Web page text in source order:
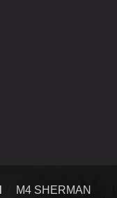
M4 SHERMAN